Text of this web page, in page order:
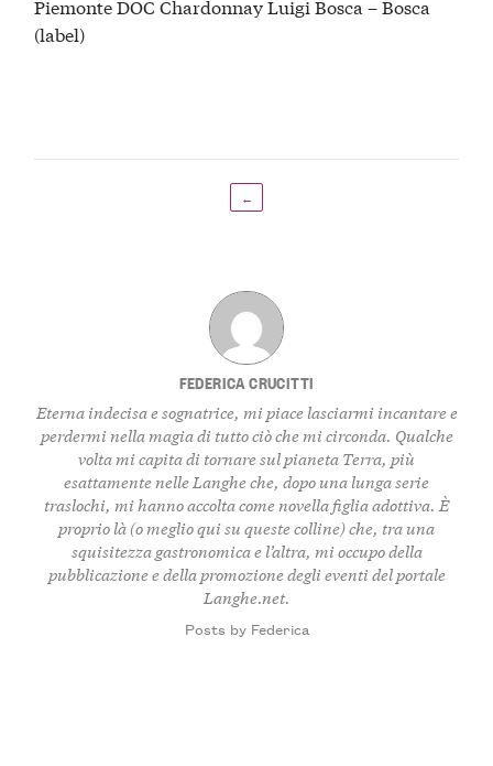
Piemonte DOC Chardonnay Luigi Bosca – Bosca
(label)
←
FEDERICA CRUCITTI
Eterna indecisa e sognatrice, mi piace lasciarmi incantare e
perdermi nella magia di tutto ciò che mi circonda. Qualche
volta mi capita di tornare sul pianeta Terra, più
esattamente nelle Langhe che, dopo una lunga serie
traslochi, mi hanno accolta come novella figlia adottiva. È
proprio là (o meglio qui su queste colline) che, tra una
squisitezza gastronomica e l’altra, mi occupo della
pubblicazione e della promozione degli eventi del portale
Langhe.net.
Posts by Federica